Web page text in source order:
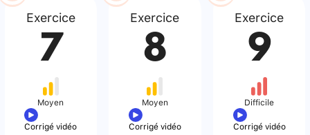
Exercice
7
Moyen
Corrigé vidéo
Exercice
8
Moyen
Corrigé vidéo
Exercice
9
Difficile
Corrigé vidéo